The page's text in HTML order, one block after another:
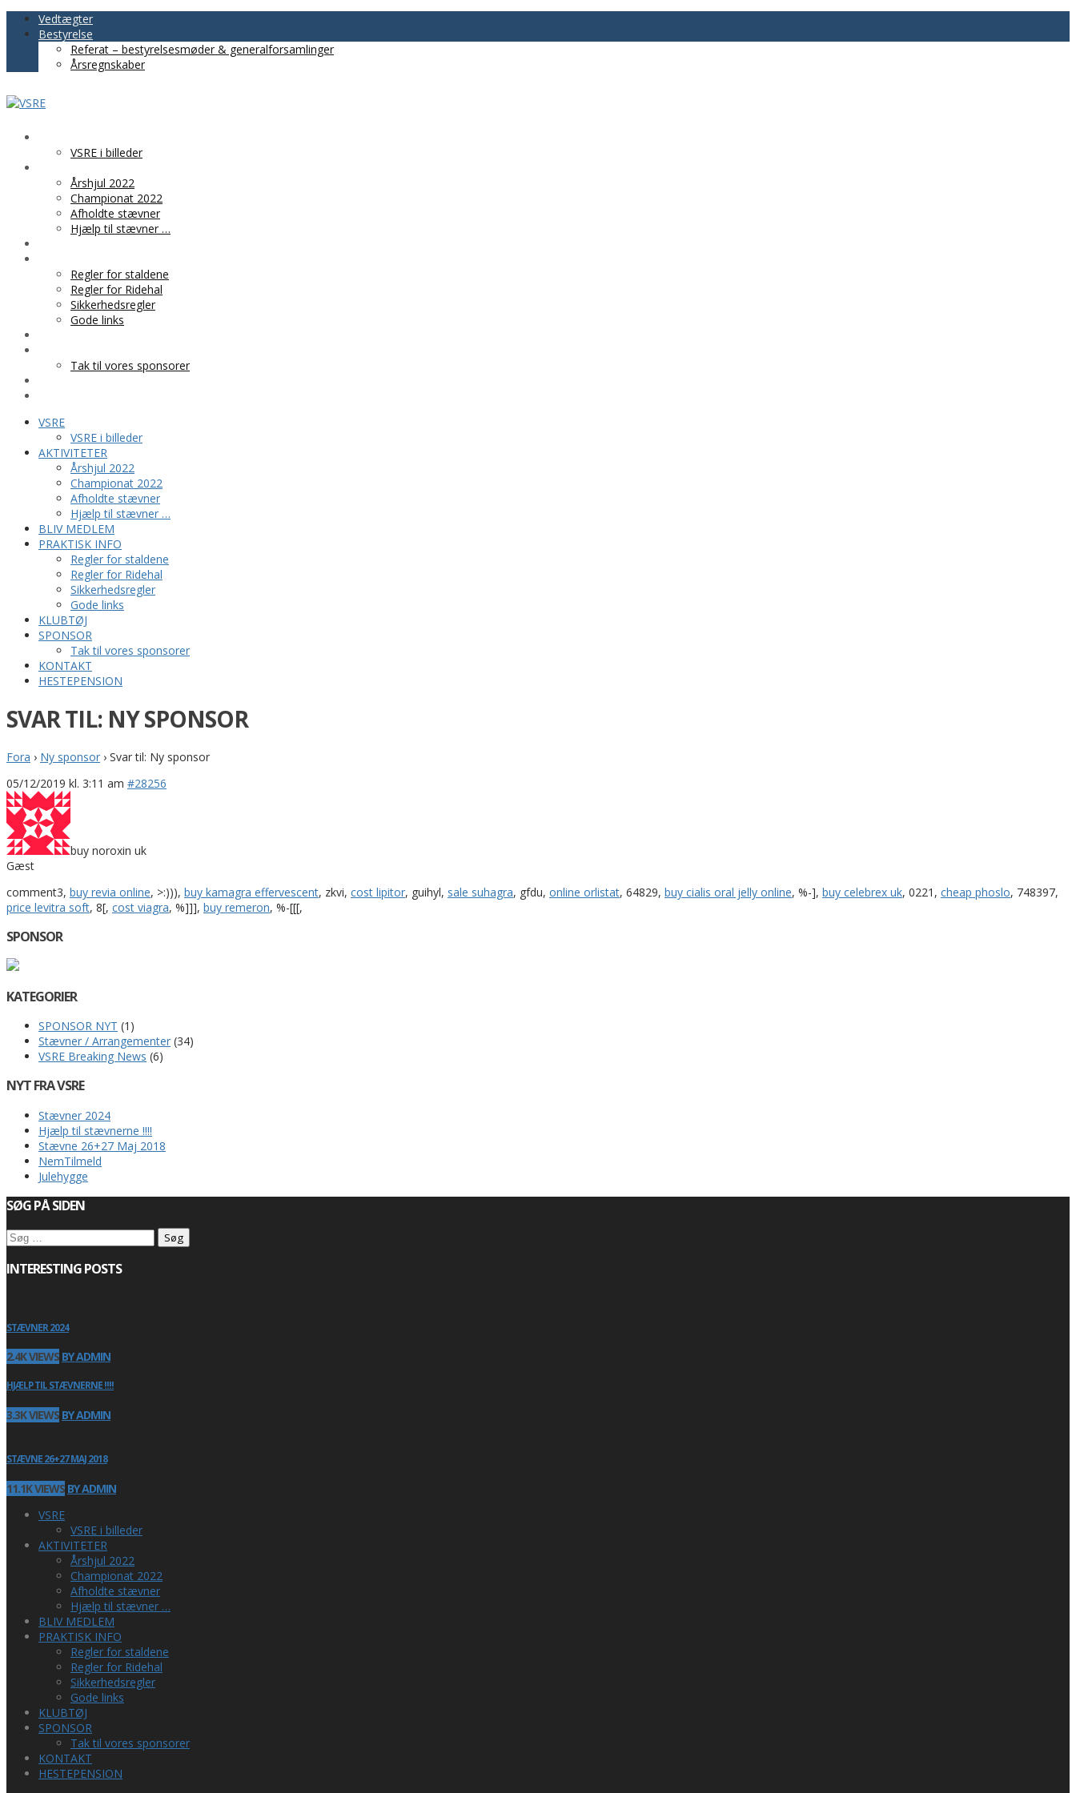
Vedtægter
Bestyrelse
Referat – bestyrelsesmøder & generalforsamlinger
Årsregnskaber
VSRE i billeder
Årshjul 2022
Championat 2022
Afholdte stævner
Hjælp til stævner …
Regler for staldene
Regler for Ridehal
Sikkerhedsregler
Gode links
Tak til vores sponsorer
VSRE
VSRE i billeder
AKTIVITETER
Årshjul 2022
Championat 2022
Afholdte stævner
Hjælp til stævner …
BLIV MEDLEM
PRAKTISK INFO
Regler for staldene
Regler for Ridehal
Sikkerhedsregler
Gode links
KLUBTØJ
SPONSOR
Tak til vores sponsorer
KONTAKT
HESTEPENSION
SVAR TIL: NY SPONSOR
Fora › Ny sponsor › Svar til: Ny sponsor
05/12/2019 kl. 3:11 am #28256
buy noroxin uk
Gæst
comment3, buy revia online, >:))), buy kamagra effervescent, zkvi, cost lipitor, guihyl, sale suhagra, gfdu, online orlistat, 64829, buy cialis oral jelly online, %-], buy celebrex uk, 0221, cheap phoslo, 748397,
price levitra soft, 8[, cost viagra, %]]], buy remeron, %-[[[,
SPONSOR
KATEGORIER
SPONSOR NYT (1)
Stævner / Arrangementer (34)
VSRE Breaking News (6)
NYT FRA VSRE
Stævner 2024
Hjælp til stævnerne !!!!
Stævne 26+27 Maj 2018
NemTilmeld
Julehygge
SØG PÅ SIDEN
Søg
efter:
INTERESTING POSTS
STÆVNER 2024
2.4K VIEWS BY ADMIN
HJÆLP TIL STÆVNERNE !!!!
3.3K VIEWS BY ADMIN
STÆVNE 26+27 MAJ 2018
11.1K VIEWS BY ADMIN
VSRE
VSRE i billeder
AKTIVITETER
Årshjul 2022
Championat 2022
Afholdte stævner
Hjælp til stævner …
BLIV MEDLEM
PRAKTISK INFO
Regler for staldene
Regler for Ridehal
Sikkerhedsregler
Gode links
KLUBTØJ
SPONSOR
Tak til vores sponsorer
KONTAKT
HESTEPENSION